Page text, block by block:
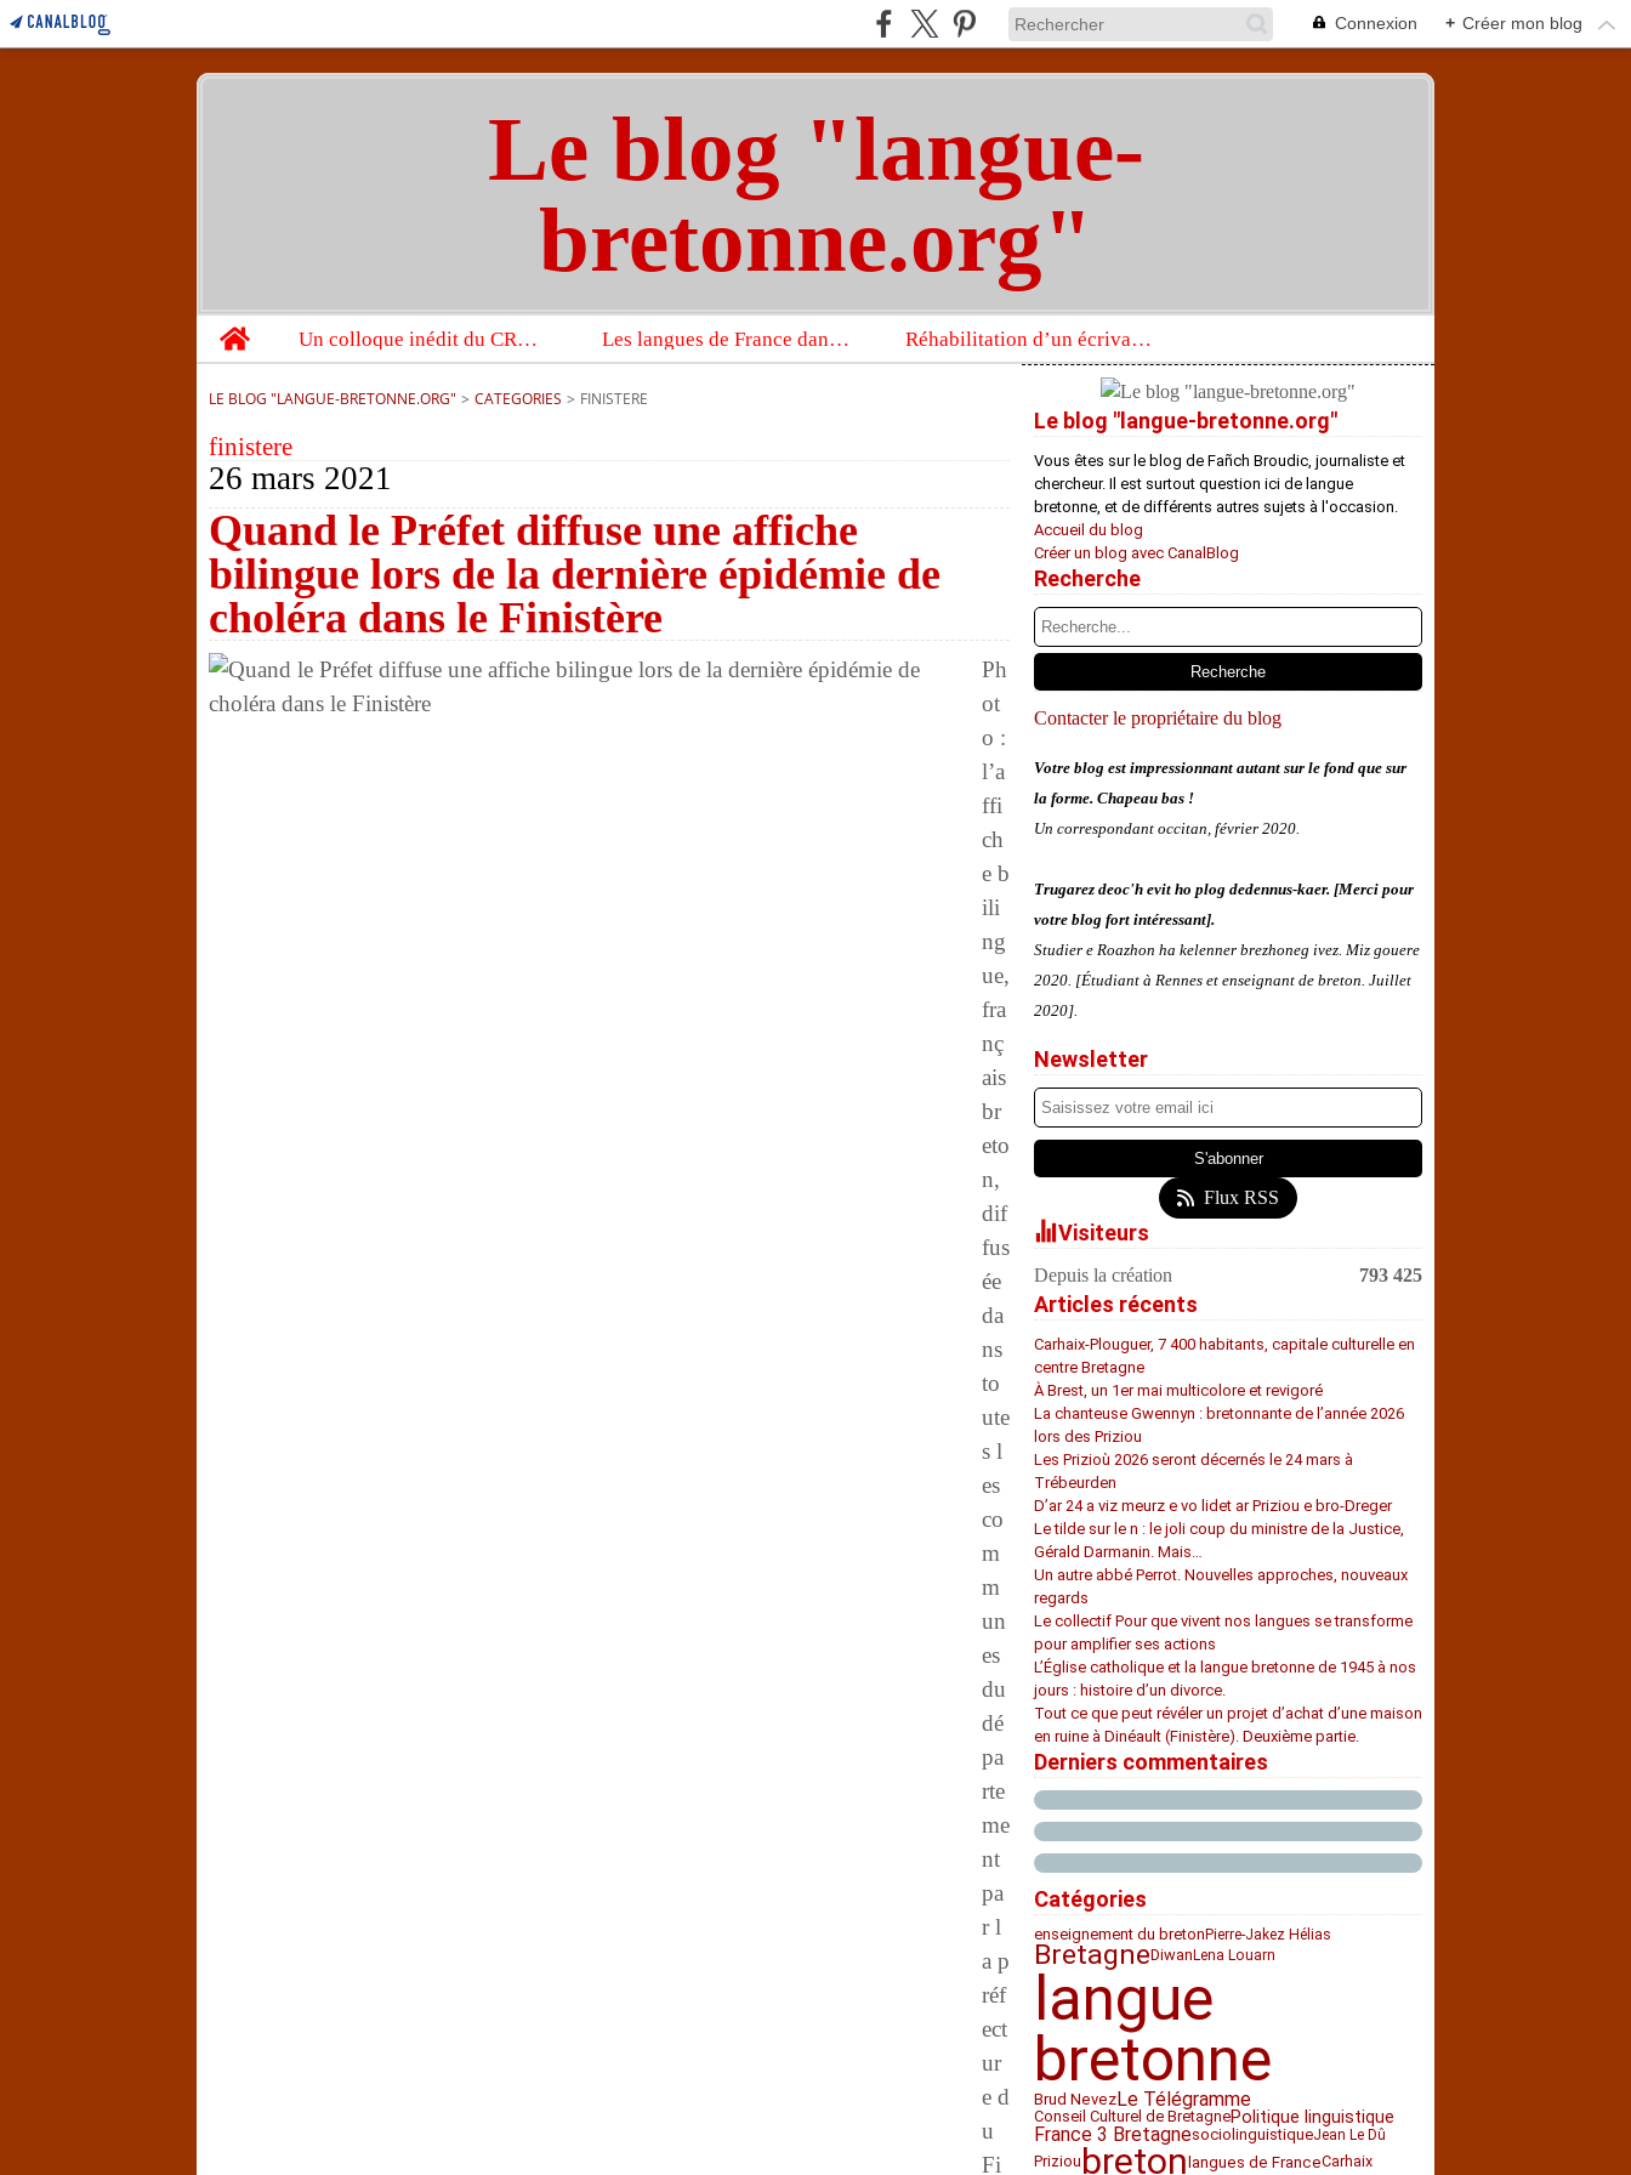
Connexion + Créer mon blog
Le blog "langue-
bretonne.org"
Home
Un colloque inédit du CRBC sur les victimes de l’année 1944 Les langues de France dans un imposant ouvrage sur la langue française que publient les Presses universitaires d’Oxford Réhabilitation d’un écrivain de langue bretonne aujourd’hui mal connu et méconnu
LE BLOG "LANGUE-BRETONNE.ORG" > CATEGORIES > FINISTERE
finistere
26 mars 2021
Quand le Préfet diffuse une affiche
bilingue lors de la dernière épidémie de
choléra dans le Finistère
Ph
ot
o :
l’a
ffi
ch
e b
ili
ng
ue,
fra
nç
ais
br
eto
n,
dif
fus
ée
da
ns
to
ute
s l
es
co
m
m
un
es
du
dé
pa
rte
me
nt
pa
r l
a p
réf
ect
ur
e d
u
Fi
Le blog "langue-bretonne.org"
Vous êtes sur le blog de Fañch Broudic, journaliste et
chercheur. Il est surtout question ici de langue
bretonne, et de différents autres sujets à l'occasion.
Accueil du blog
Créer un blog avec CanalBlog
Recherche
Contacter le propriétaire du blog
Votre blog est impressionnant autant sur le fond que sur
la forme. Chapeau bas !
Un correspondant occitan, février 2020.
Trugarez deoc'h evit ho plog dedennus-kaer. [Merci pour
votre blog fort intéressant].
Studier e Roazhon ha kelenner brezhoneg ivez. Miz gouere
2020. [Étudiant à Rennes et enseignant de breton. Juillet
2020].
Newsletter
Flux RSS
Visiteurs
Depuis la création 793 425
Articles récents
Carhaix-Plouguer, 7 400 habitants, capitale culturelle en
centre Bretagne
À Brest, un 1er mai multicolore et revigoré
La chanteuse Gwennyn : bretonnante de l’année 2026
lors des Priziou
Les Prizioù 2026 seront décernés le 24 mars à
Trébeurden
D’ar 24 a viz meurz e vo lidet ar Priziou e bro-Dreger
Le tilde sur le n : le joli coup du ministre de la Justice,
Gérald Darmanin. Mais…
Un autre abbé Perrot. Nouvelles approches, nouveaux
regards
Le collectif Pour que vivent nos langues se transforme
pour amplifier ses actions
L’Église catholique et la langue bretonne de 1945 à nos
jours : histoire d’un divorce.
Tout ce que peut révéler un projet d’achat d’une maison
en ruine à Dinéault (Finistère). Deuxième partie.
Derniers commentaires
Catégories
enseignement du breton Pierre-Jakez Hélias
BretagneDiwan Lena Louarn
langue
bretonne
Brud NevezLe Télégramme
Conseil Culturel de BretagnePolitique linguistique
France 3 BretagnesociolinguistiqueJean Le Dû
Priziou bretonlangues de FranceCarhaix